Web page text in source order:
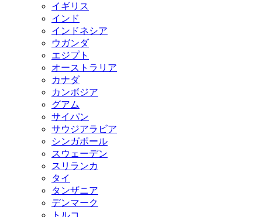
イギリス
インド
インドネシア
ウガンダ
エジプト
オーストラリア
カナダ
カンボジア
グアム
サイパン
サウジアラビア
シンガポール
スウェーデン
スリランカ
タイ
タンザニア
デンマーク
トルコ